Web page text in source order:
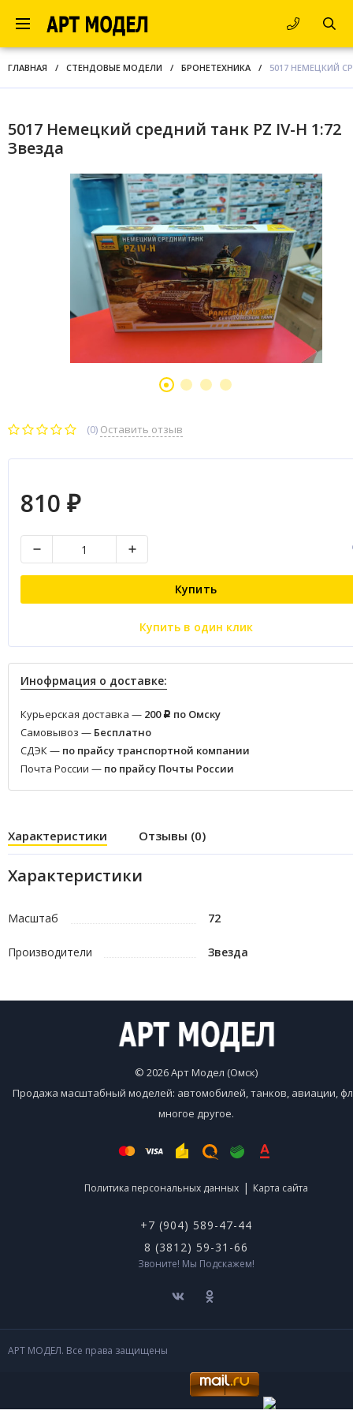
ГЛАВНАЯ / СТЕНДОВЫЕ МОДЕЛИ / БРОНЕТЕХНИКА / 5017 НЕМЕЦКИЙ
5017 Немецкий средний танк PZ IV-H 1:72
Звезда
(0) Оставить отзыв
810 ₽
Купить
Купить в один клик
Инофрмация о доставке:
Курьерская доставка — 200 Р по Омску
Самовывоз — Бесплатно
СДЭК — по прайсу транспортной компании
Почта России — по прайсу Почты России
Характеристики Отзывы (0)
Характеристики
Масштаб 72
Производители Звезда
© 2026 Арт Модел (Омск)
Продажа масштабный моделей: автомобилей, танков, авиации,
многое другое.
Политика персональных данных | Карта сайта
+7 (904) 589-47-44
8 (3812) 59-31-66
Звоните! Мы Подскажем!
АРТ МОДЕЛ. Все права защищены